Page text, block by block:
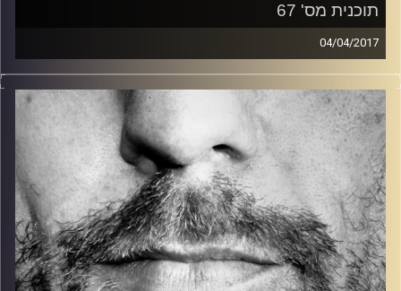
תוכנית מס' 67
04/04/2017
זיפים, מוזיקה מחוספסת של הופעות חיות. הרבה ג'אם, רוק,
בלוז, bluegrass, ג'אז, Fאנק, פרוגרסיב ואפילו אלקטרוניקה.
כל מה שחי, אמיתי ונושם.
עם שמוליק רגב.
קרדיט תמונות: David Goehring